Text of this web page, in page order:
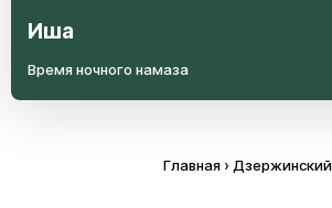
Иша
Время ночного намаза
Главная › Дзержинский